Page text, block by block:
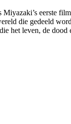
eerste
die gedeeld
het leven, de